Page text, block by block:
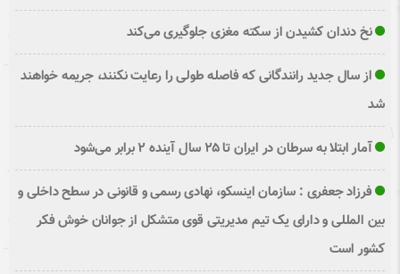
نخ دندان کشیدن از سکته مغزی جلوگیری می‌کند
از سال جدید رانندگانی که فاصله طولی را رعایت نکنند، جریمه خواهند
شد
آمار ابتلا به سرطان در ایران تا ۲۵ سال آینده ۲ برابر می‌شود
فرزاد جعفری : سازمان اینسکو، نهادی رسمی و قانونی در سطح داخلی و
بین المللی و دارای یک تیم مدیریتی قوی متشکل از جوانان خوش فکر
کشور است